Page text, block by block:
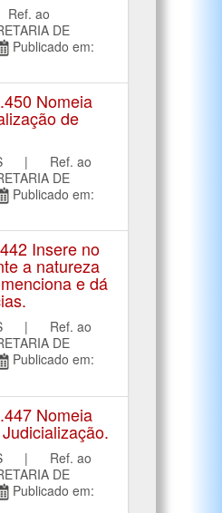
ao
DE
Publicado em:
Nomeia
de
| Ref. ao
DE
Publicado em:
Insere no
a natureza
e dá
| Ref. ao
DE
Publicado em:
Nomeia
| Ref. ao
DE
Publicado em: